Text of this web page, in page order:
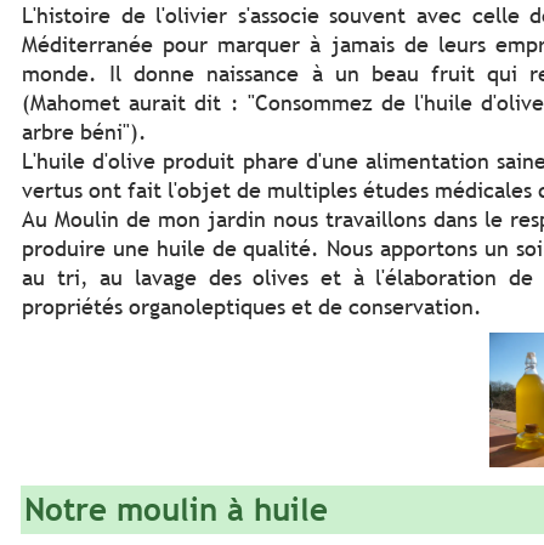
L'histoire de l'olivier s'associe souvent avec celle
Méditerranée pour marquer à jamais de leurs
monde. Il donne naissance à un beau fruit qui
(Mahomet aurait dit : "Consommez de l'huile
arbre béni").
L'huile d'olive produit phare d'une alimentation
vertus ont fait l'objet de multiples études médicales
Au Moulin de mon jardin nous travaillons dans le
produire une huile de qualité. Nous apportons un
au tri, au lavage des olives et à l'élaboration
propriétés organoleptiques et de conservation.
Notre moulin à huile